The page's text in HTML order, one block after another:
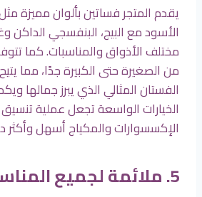
يقدم المتجر فساتين بألوان مميزة
الأسود مع البيج، البنفسجي الداكن
مختلف الأذواق والمناسبات. كما
من الصغيرة حتى الكبيرة جدًا، مما
الفستان المثالي الذي يبرز جمالها
الخيارات الواسعة تجعل عملية
الإكسسوارات والمكياج أسهل وأكثر
5. ملائمة لجميع المناسبات